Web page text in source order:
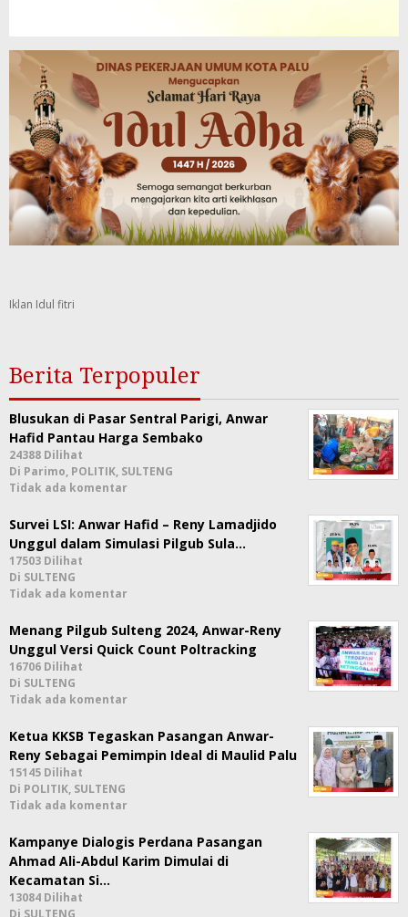
Iklan Idul fitri
Berita Terpopuler
Blusukan di Pasar Sentral Parigi, Anwar
Hafid Pantau Harga Sembako
24388 Dilihat
Di Parimo, POLITIK, SULTENG
Tidak ada komentar
Survei LSI: Anwar Hafid – Reny Lamadjido
Unggul dalam Simulasi Pilgub Sula…
17503 Dilihat
Di SULTENG
Tidak ada komentar
Menang Pilgub Sulteng 2024, Anwar-Reny
Unggul Versi Quick Count Poltracking
16706 Dilihat
Di SULTENG
Tidak ada komentar
Ketua KKSB Tegaskan Pasangan Anwar-
Reny Sebagai Pemimpin Ideal di Maulid Palu
15145 Dilihat
Di POLITIK, SULTENG
Tidak ada komentar
Kampanye Dialogis Perdana Pasangan
Ahmad Ali-Abdul Karim Dimulai di
Kecamatan Si…
13084 Dilihat